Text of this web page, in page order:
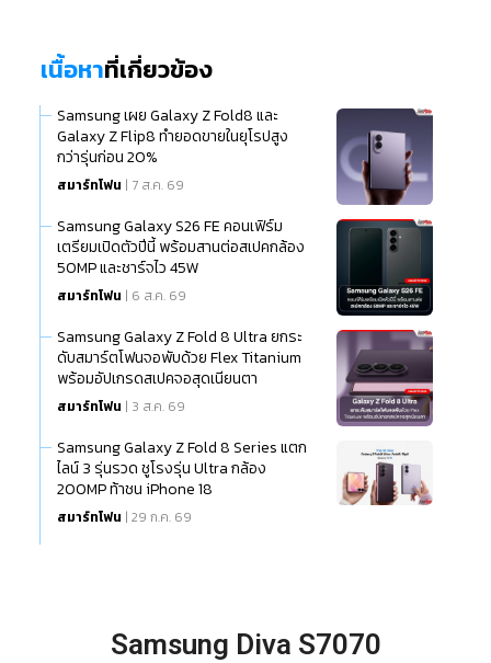
เนื้อหาที่เกี่ยวข้อง
Samsung เผย Galaxy Z Fold8 และ
Galaxy Z Flip8 ทำยอดขายในยุโรปสูง
กว่ารุ่นก่อน 20%
สมาร์ทโฟน | 7 ส.ค. 69
Samsung Galaxy S26 FE คอนเฟิร์ม
เตรียมเปิดตัวปีนี้ พร้อมสานต่อสเปคกล้อง
50MP และชาร์จไว 45W
สมาร์ทโฟน | 6 ส.ค. 69
Samsung Galaxy Z Fold 8 Ultra ยกระ
ดับสมาร์ตโฟนจอพับด้วย Flex Titanium
พร้อมอัปเกรดสเปคจอสุดเนียนตา
สมาร์ทโฟน | 3 ส.ค. 69
Samsung Galaxy Z Fold 8 Series แตก
ไลน์ 3 รุ่นรวด ชูโรงรุ่น Ultra กล้อง
200MP ท้าชน iPhone 18
สมาร์ทโฟน | 29 ก.ค. 69
Samsung Diva S7070